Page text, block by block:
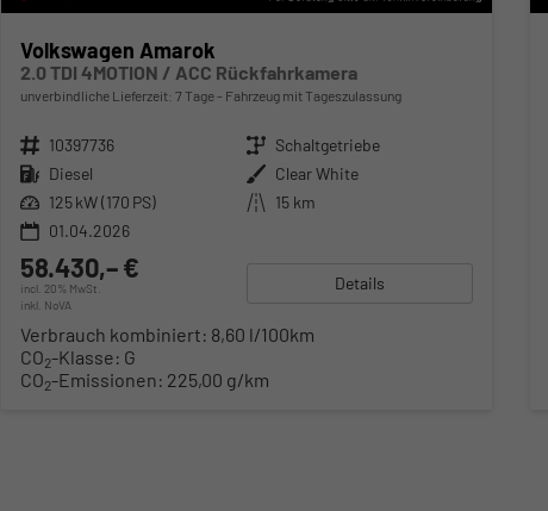
Volkswagen Amarok
2.0 TDI 4MOTION / ACC Rückfahrkamera
unverbindliche Lieferzeit: 7 Tage Fahrzeug mit Tageszulassung
Fahrzeugnr. 10397736 Getriebe Schaltgetriebe
Kraftstoff Diesel Außenfarbe Clear White
Leistung 125 kW (170 PS) Kilometerstand 15 km
01.04.2026
58.430,– €
incl. 20% MwSt.
inkl. NoVA
Details
Verbrauch kombiniert: 8,60 l/100km
CO2-Klasse: G
CO2-Emissionen: 225,00 g/km